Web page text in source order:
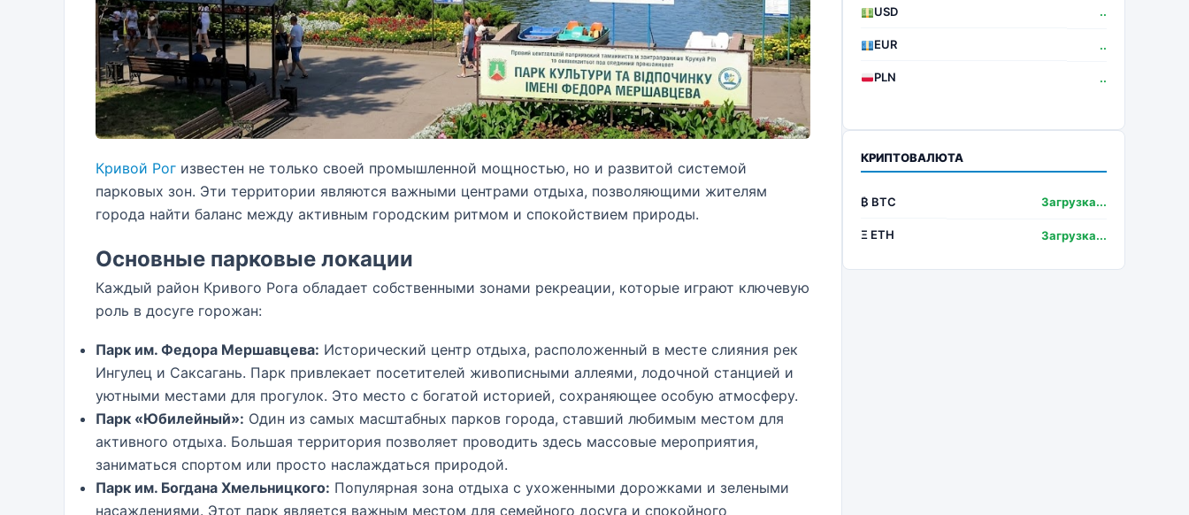
Кривой Рог известен не только своей промышленной мощностью, но и развитой системой
парковых зон. Эти территории являются важными центрами отдыха, позволяющими жителям
города найти баланс между активным городским ритмом и спокойствием природы.
Основные парковые локации
Каждый район Кривого Рога обладает собственными зонами рекреации, которые играют ключевую
роль в досуге горожан:
Парк им. Федора Мершавцева: Исторический центр отдыха, расположенный в месте слияния рек
Ингулец и Саксагань. Парк привлекает посетителей живописными аллеями, лодочной станцией и
уютными местами для прогулок. Это место с богатой историей, сохраняющее особую атмосферу.
Парк «Юбилейный»: Один из самых масштабных парков города, ставший любимым местом для
активного отдыха. Большая территория позволяет проводить здесь массовые мероприятия,
заниматься спортом или просто наслаждаться природой.
Парк им. Богдана Хмельницкого: Популярная зона отдыха с ухоженными дорожками и зелеными
насаждениями. Этот парк является важным местом для семейного досуга и спокойного
USD ..
EUR ..
PLN ..
КРИПТОВАЛЮТА
₿ BTC Загрузка...
Ξ ETH Загрузка...